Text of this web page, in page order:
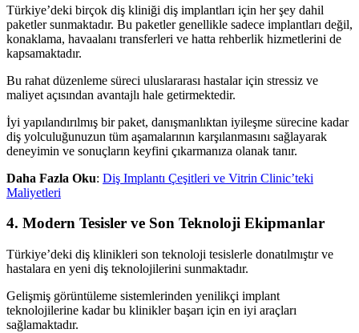
Türkiye’deki birçok diş kliniği diş implantları için her şey dahil
paketler sunmaktadır. Bu paketler genellikle sadece implantları değil,
konaklama, havaalanı transferleri ve hatta rehberlik hizmetlerini de
kapsamaktadır.
Bu rahat düzenleme süreci uluslararası hastalar için stressiz ve
maliyet açısından avantajlı hale getirmektedir.
İyi yapılandırılmış bir paket, danışmanlıktan iyileşme sürecine kadar
diş yolculuğunuzun tüm aşamalarının karşılanmasını sağlayarak
deneyimin ve sonuçların keyfini çıkarmanıza olanak tanır.
Daha Fazla Oku: Diş Implantı Çeşitleri ve Vitrin Clinic’teki
Maliyetleri
4. Modern Tesisler ve Son Teknoloji Ekipmanlar
Türkiye’deki diş klinikleri son teknoloji tesislerle donatılmıştır ve
hastalara en yeni diş teknolojilerini sunmaktadır.
Gelişmiş görüntüleme sistemlerinden yenilikçi implant
teknolojilerine kadar bu klinikler başarı için en iyi araçları
sağlamaktadır.